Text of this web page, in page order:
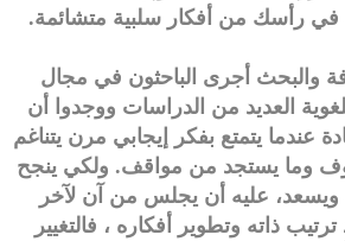
في رأسك من أفكار سلبية متشائمة.
والبحث أجرى الباحثون في مجال
العديد من الدراسات ووجدوا أن
عندما يتمتع بفكر إيجابي مرن يتناغم
وما يستجد من مواقف. ولكي ينجح
ويسعد، عليه أن يجلس من آن لآخر
ترتيب ذاته وتطوير أفكاره ، فالتغيير